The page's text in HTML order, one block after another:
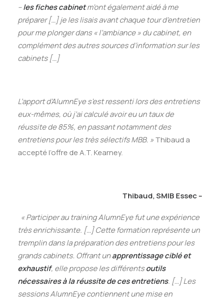
–les fiches cabinetm’ont également aidé à me
préparer[…]je les lisais avant chaque tour d’entretien
pour me plonger dans « l’ambiance » du cabinet, en
complément des autres sources d’information sur les
cabinets[…]
L’apport d’AlumnEye s’est ressenti lors des entretiens
eux-mêmes, où j’ai calculé avoir eu un taux de
réussite de 85%, en passant notamment des
entretiens pour les très sélectifs MBB. »Thibaud a
accepté l’offre de A.T. Kearney.
Thibaud, SMIB Essec –
« Participer au training AlumnEye fut une expérience
très enrichissante. […] Cette formation représente un
tremplin dans la préparation des entretiens pour les
grands cabinets. Offrant unapprentissage ciblé et
exhaustif, elle propose les différentsoutils
nécessaires à la réussite de ces entretiens. […] Les
sessions AlumnEye contiennent une mise en